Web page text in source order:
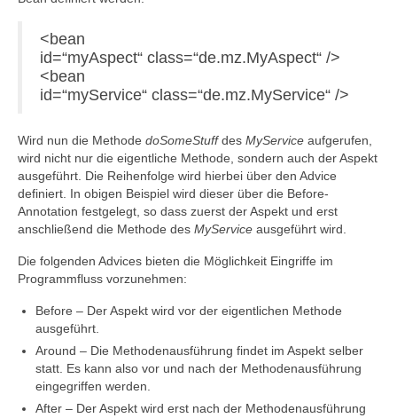
<bean
id=“myAspect“ class=“de.mz.MyAspect“ />
<bean
id=“myService“ class=“de.mz.MyService“ />
Wird nun die Methode doSomeStuffdes MyService aufgerufen,
wird nicht nur die eigentliche Methode, sondern auch der Aspekt
ausgeführt. Die Reihenfolge wird hierbei über den Advice
definiert. In obigen Beispiel wird dieser über die Before-
Annotation festgelegt, so dass zuerst der Aspekt und erst
anschließend die Methode des MyService ausgeführt wird.
Die folgenden Advices bieten die Möglichkeit Eingriffe im
Programmfluss vorzunehmen:
Before – Der Aspekt wird vor der eigentlichen Methode
ausgeführt.
Around – Die Methodenausführung findet im Aspekt selber
statt. Es kann also vor und nach der Methodenausführung
eingegriffen werden.
After – Der Aspekt wird erst nach der Methodenausführung